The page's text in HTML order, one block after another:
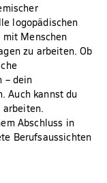
logopädischen
mit Menschen
zu arbeiten. Ob
– dein
Auch kannst du
Abschluss in
Berufsaussichten